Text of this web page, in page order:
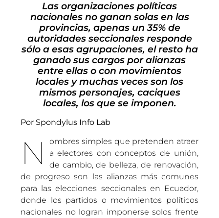
Las organizaciones políticas
nacionales no ganan solas en las
provincias, apenas un 35% de
autoridades seccionales responde
sólo a esas agrupaciones, el resto ha
ganado sus cargos por alianzas
entre ellas o con movimientos
locales y muchas veces son los
mismos personajes, caciques
locales, los que se imponen.
Por Spondylus Info Lab
N
ombres simples que pretenden atraer
a electores con conceptos de unión,
de cambio, de belleza, de renovación,
de progreso son las alianzas más comunes
para las elecciones seccionales en Ecuador,
donde los partidos o movimientos políticos
nacionales no logran imponerse solos frente